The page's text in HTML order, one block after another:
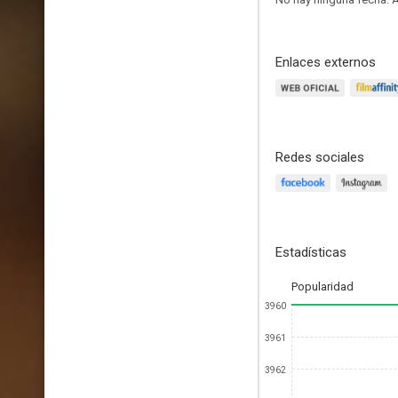
Enlaces externos
Redes sociales
Estadísticas
Popularidad
3960
3961
3962